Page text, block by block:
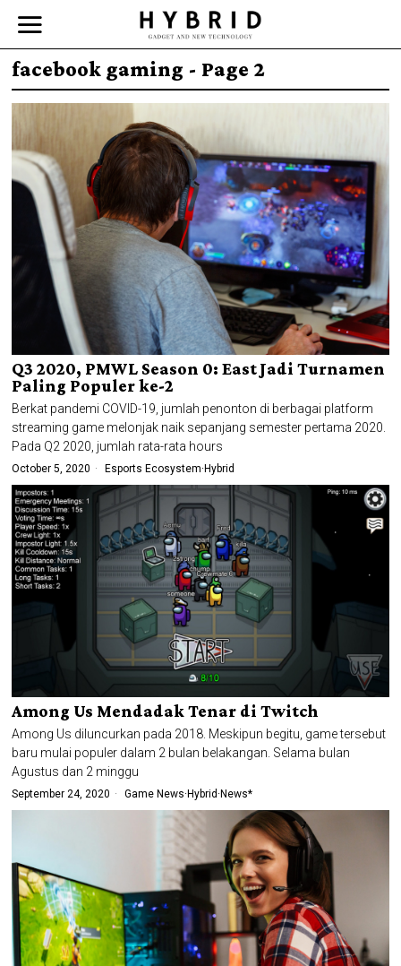
facebook gaming - Page 2
Q3 2020, PMWL Season 0: East Jadi Turnamen
Paling Populer ke-2
Berkat pandemi COVID-19, jumlah penonton di berbagai platform
streaming game melonjak naik sepanjang semester pertama 2020.
Pada Q2 2020, jumlah rata-rata hours
October 5, 2020 Esports Ecosystem·Hybrid
Among Us Mendadak Tenar di Twitch
Among Us diluncurkan pada 2018. Meskipun begitu, game tersebut
baru mulai populer dalam 2 bulan belakangan. Selama bulan
Agustus dan 2 minggu
September 24, 2020 Game News·Hybrid ·News*